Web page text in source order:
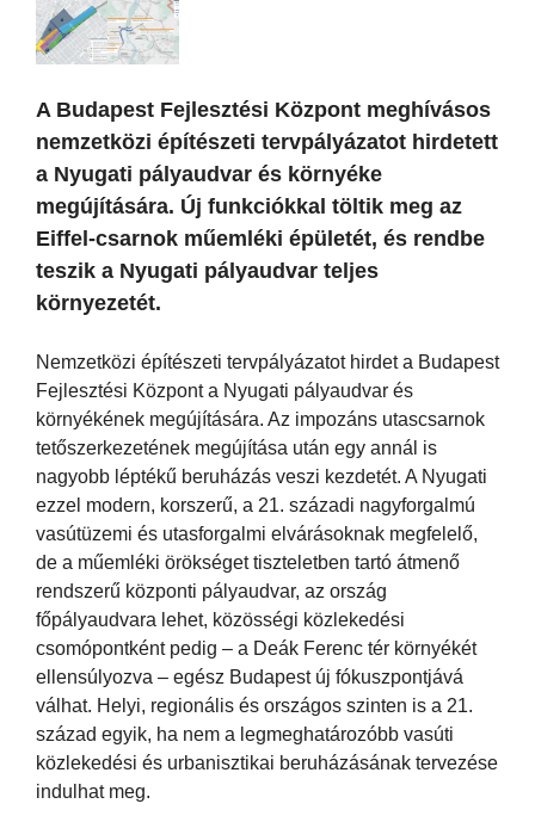
A Budapest Fejlesztési Központ meghívásos
nemzetközi építészeti tervpályázatot hirdetett
a Nyugati pályaudvar és környéke
megújítására. Új funkciókkal töltik meg az
Eiffel-csarnok műemléki épületét, és rendbe
teszik a Nyugati pályaudvar teljes
környezetét.
Nemzetközi építészeti tervpályázatot hirdet a Budapest
Fejlesztési Központ a Nyugati pályaudvar és
környékének megújítására. Az impozáns utascsarnok
tetőszerkezetének megújítása után egy annál is
nagyobb léptékű beruházás veszi kezdetét. A Nyugati
ezzel modern, korszerű, a 21. századi nagyforgalmú
vasútüzemi és utasforgalmi elvárásoknak megfelelő,
de a műemléki örökséget tiszteletben tartó átmenő
rendszerű központi pályaudvar, az ország
főpályaudvara lehet, közösségi közlekedési
csomópontként pedig – a Deák Ferenc tér környékét
ellensúlyozva – egész Budapest új fókuszpontjává
válhat. Helyi, regionális és országos szinten is a 21.
század egyik, ha nem a legmeghatározóbb vasúti
közlekedési és urbanisztikai beruházásának tervezése
indulhat meg.